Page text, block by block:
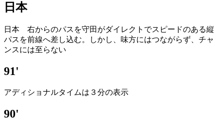
日本
日本 右からのパスを守田がダイレクトでスピードのある縦
パスを前線へ差し込む。しかし、味方にはつながらず、チャ
ンスには至らない
91'
アディショナルタイムは３分の表示
90'